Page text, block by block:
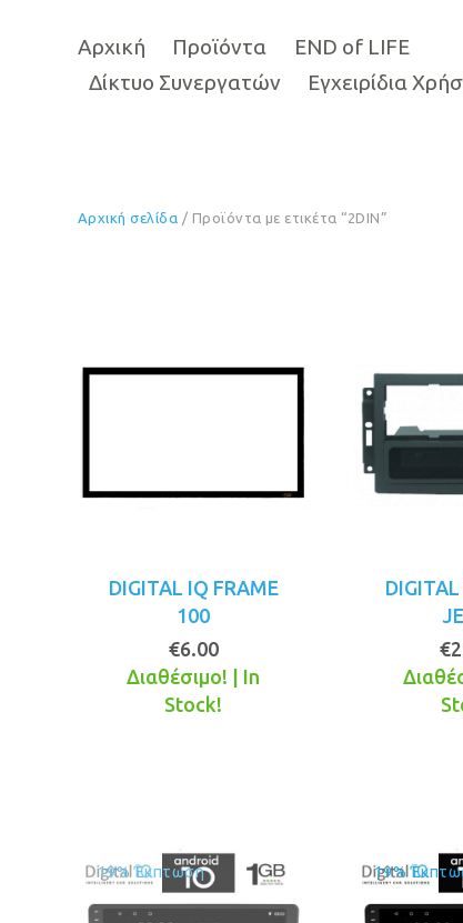
Αρχική Προϊόντα
END of LIFE
Δίκτυο Συνεργατών
Εγχειρίδια
Αρχική σελίδα / Προϊόντα με ετικέτα “2DIN”
DIGITAL IQ FRAME
100
€6.00
Διαθέσιμο! | In
Stock!
€
19% Έκπτωση 19%